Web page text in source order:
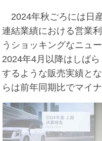
2024年秋ごろには日
連結業績における営業
うショッキングなニュ
2024年4月以降はしば
するような販売実績と
らは前年同期比でマイ